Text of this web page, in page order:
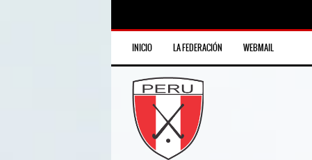
INICIO LA FEDERACIÓN WEBMAIL